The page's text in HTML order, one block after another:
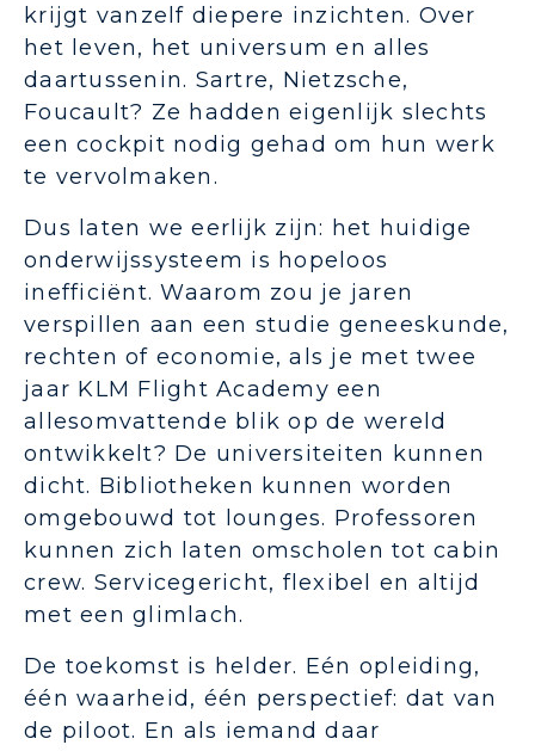
krijgt vanzelf diepere inzichten. Over
het leven, het universum en alles
daartussenin. Sartre, Nietzsche,
Foucault? Ze hadden eigenlijk slechts
een cockpit nodig gehad om hun werk
te vervolmaken.
Dus laten we eerlijk zijn: het huidige
onderwijssysteem is hopeloos
inefficiënt. Waarom zou je jaren
verspillen aan een studie geneeskunde,
rechten of economie, als je met twee
jaar KLM Flight Academy een
allesomvattende blik op de wereld
ontwikkelt? De universiteiten kunnen
dicht. Bibliotheken kunnen worden
omgebouwd tot lounges. Professoren
kunnen zich laten omscholen tot cabin
crew. Servicegericht, flexibel en altijd
met een glimlach.
De toekomst is helder. Eén opleiding,
één waarheid, één perspectief: dat van
de piloot. En als iemand daar